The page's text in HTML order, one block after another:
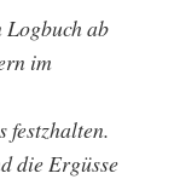
Logbuch ab
im
festzhalten.
die Ergüsse